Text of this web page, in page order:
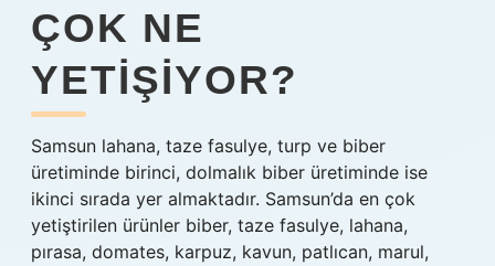
ÇOK NE
YETIŞIYOR?
Samsun lahana, taze fasulye, turp ve biber
üretiminde birinci, dolmalık biber üretiminde ise
ikinci sırada yer almaktadır. Samsun’da en çok
yetiştirilen ürünler biber, taze fasulye, lahana,
pırasa, domates, karpuz, kavun, patlıcan, marul,